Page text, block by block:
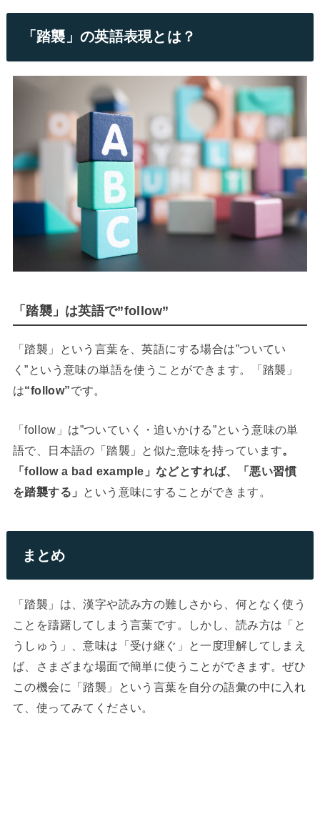
「踏襲」の英語表現とは？
「踏襲」は英語で”follow”
「踏襲」という言葉を、英語にする場合は”ついてい
く”という意味の単語を使うことができます。「踏襲」
は“follow”です。
「follow」は”ついていく・追いかける”という意味の単
語で、日本語の「踏襲」と似た意味を持っています。
「follow a bad example」などとすれば、「悪い習慣
を踏襲する」 という意味にすることができます。
まとめ
「踏襲」は、漢字や読み方の難しさから、何となく使う
ことを躊躇してしまう言葉です。しかし、読み方は「と
うしゅう」、意味は「受け継ぐ」と一度理解してしまえ
ば、さまざまな場面で簡単に使うことができます。ぜひ
この機会に「踏襲」という言葉を自分の語彙の中に入れ
て、使ってみてください。